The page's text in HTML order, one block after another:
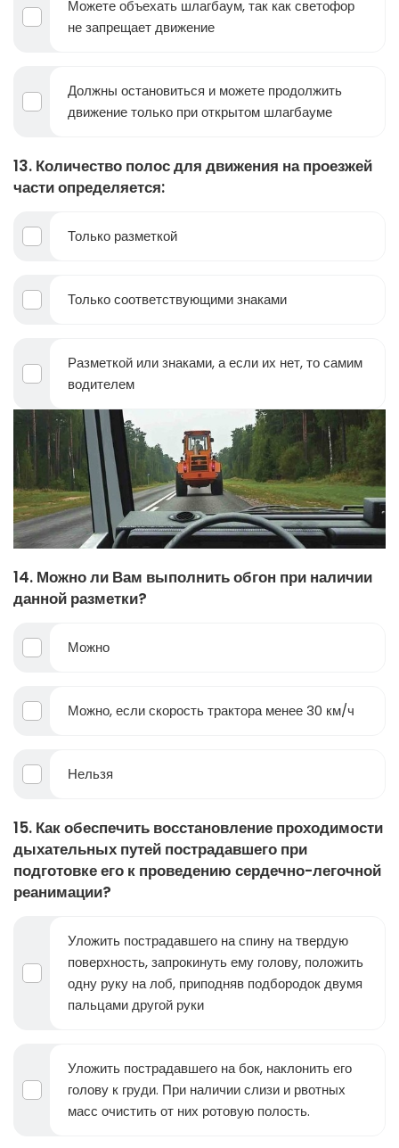
Можете объехать шлагбаум, так как светофор
не запрещает движение
Должны остановиться и можете продолжить
движение только при открытом шлагбауме
13. Количество полос для движения на проезжей
части определяется:
Только разметкой
Только соответствующими знаками
Разметкой или знаками, а если их нет, то самим
водителем
14. Можно ли Вам выполнить обгон при наличии
данной разметки?
Можно
Можно, если скорость трактора менее 30 км/ч
Нельзя
15. Как обеспечить восстановление проходимости
дыхательных путей пострадавшего при
подготовке его к проведению сердечно-легочной
реанимации?
Уложить пострадавшего на спину на твердую
поверхность, запрокинуть ему голову, положить
одну руку на лоб, приподняв подбородок двумя
пальцами другой руки
Уложить пострадавшего на бок, наклонить его
голову к груди. При наличии слизи и рвотных
масс очистить от них ротовую полость.